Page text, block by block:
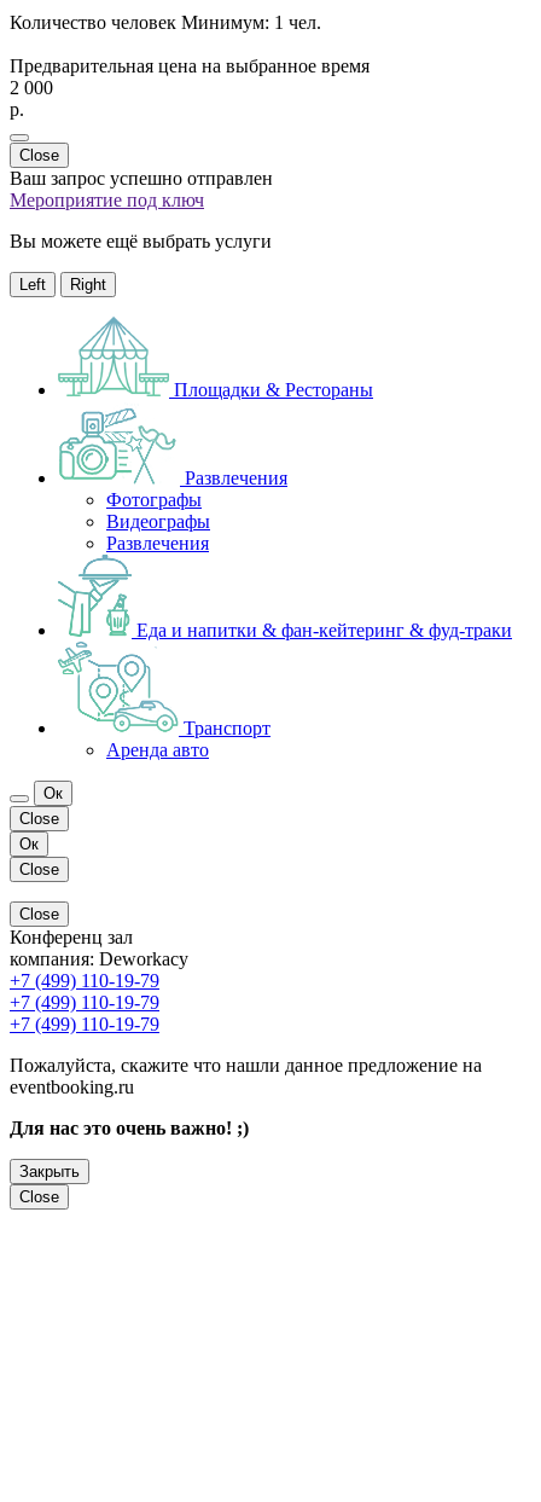
Количество человек Минимум: 1 чел.
Предварительная цена на выбранное время
2 000
p.
Close
Ваш запрос успешно отправлен
Мероприятие под ключ
Вы можете ещё выбрать услуги
Left Right
Площадки & Рестораны
Развлечения
Фотографы
Видеографы
Развлечения
Еда и напитки & фан-кейтеринг & фуд-траки
Транспорт
Аренда авто
Ок
Close
Ок
Close
Close
Конференц зал
компания: Deworkacy
+7 (499) 110-19-79
+7 (499) 110-19-79
+7 (499) 110-19-79
Пожалуйста, скажите что нашли данное предложение на
eventbooking.ru
Для нас это очень важно! ;)
Закрыть
Close